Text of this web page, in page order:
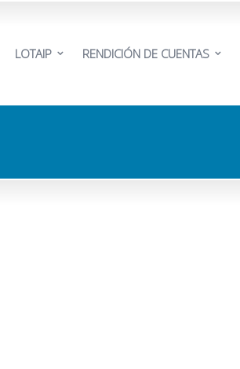
LOTAIP RENDICIÓN DE CUENTAS